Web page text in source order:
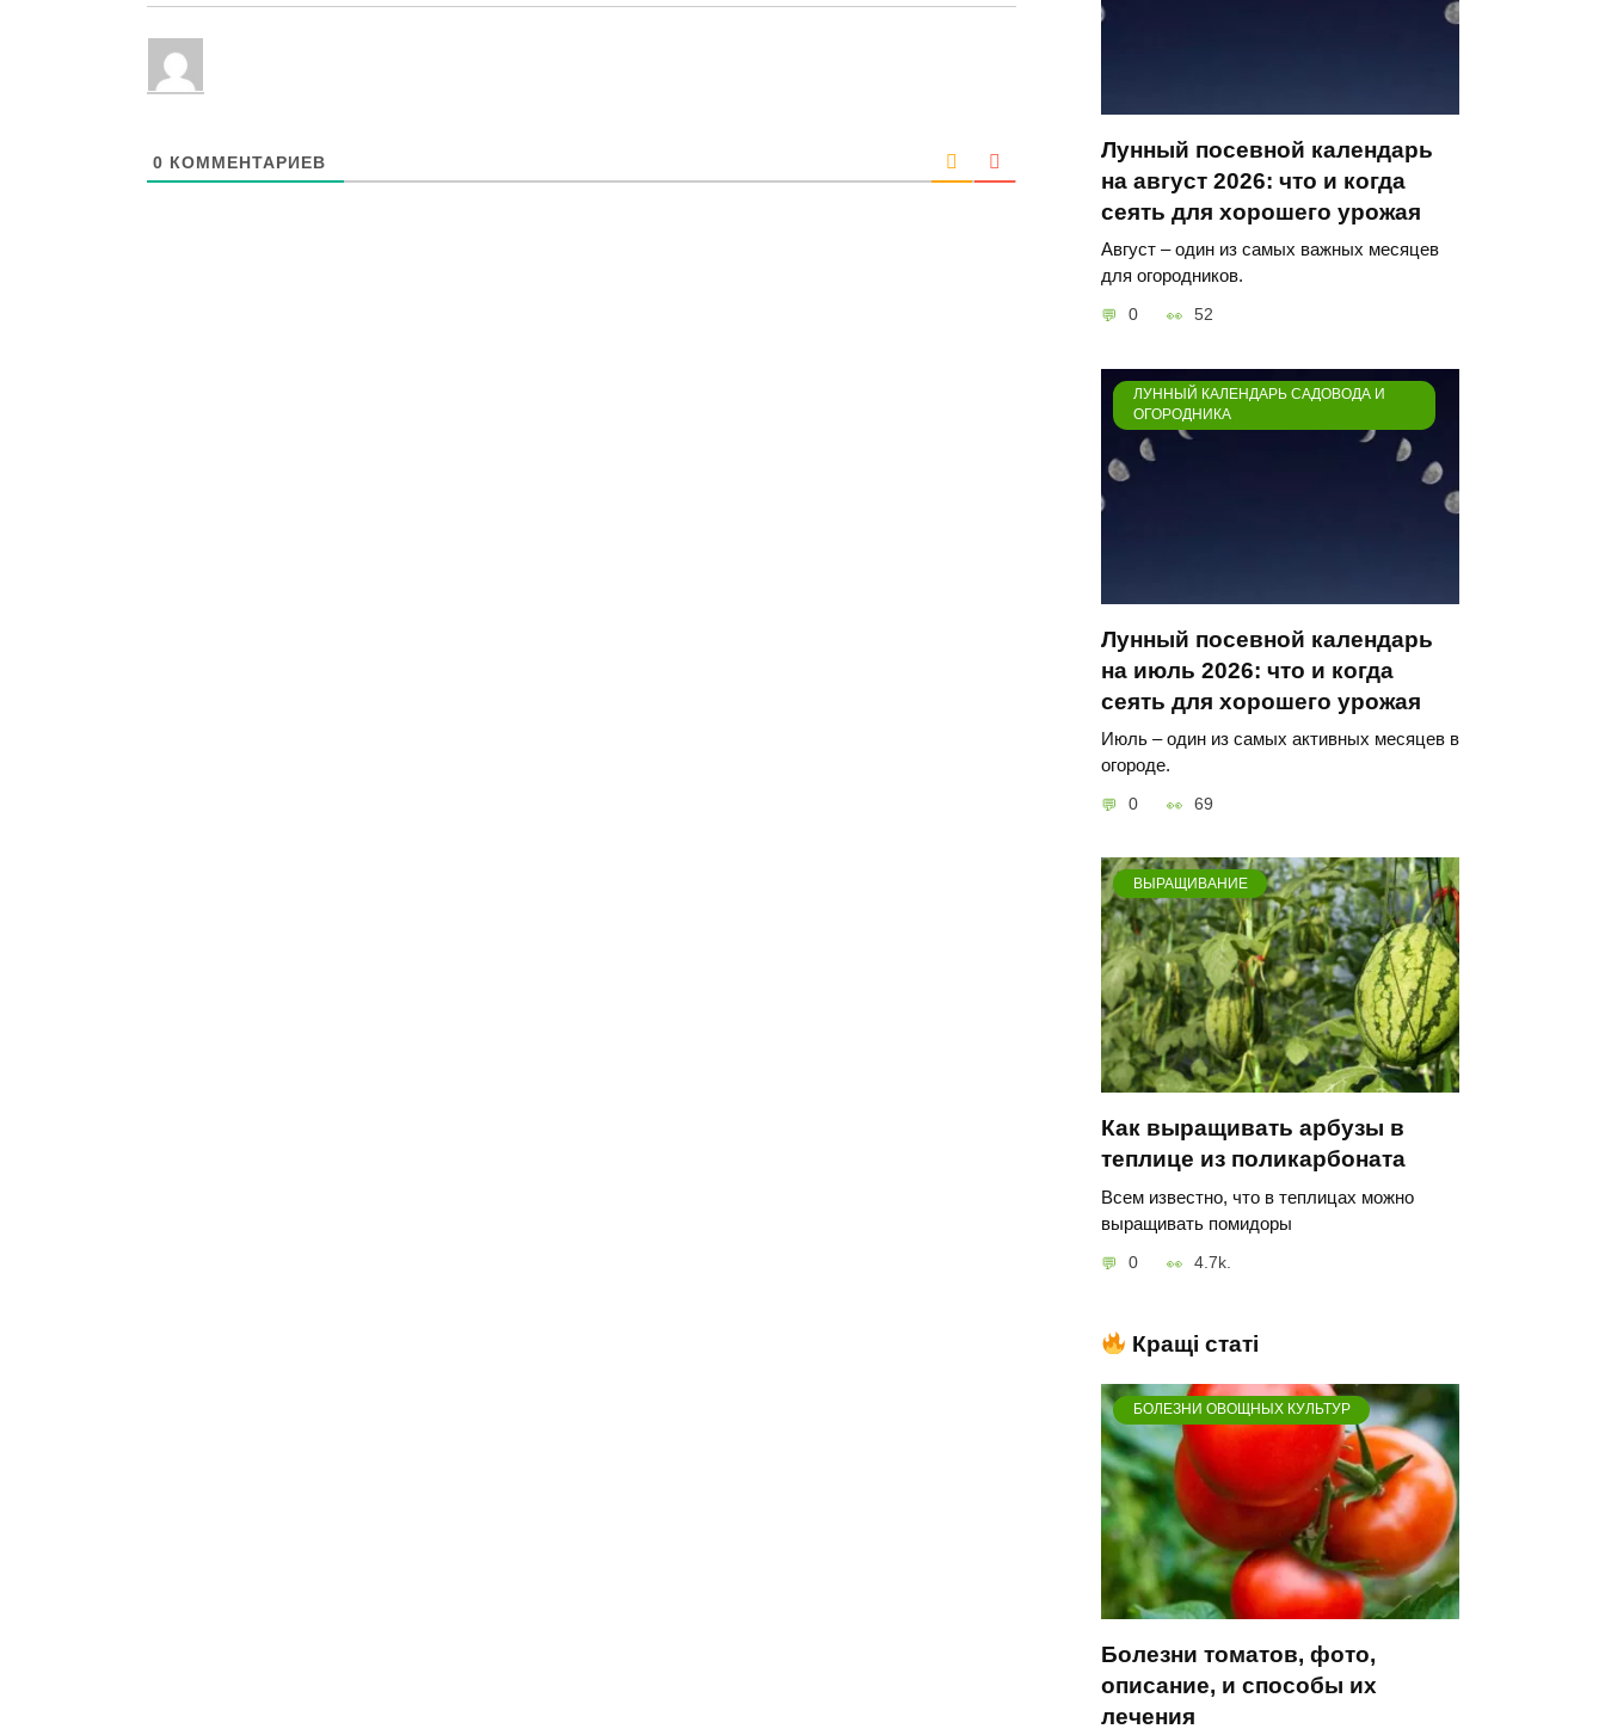
0 КОММЕНТАРИЕВ
Лунный посевной календарь
на август 2026: что и когда
сеять для хорошего урожая
Август – один из самых важных месяцев
для огородников.
0 52
ЛУННЫЙ КАЛЕНДАРЬ САДОВОДА И
ОГОРОДНИКА
Лунный посевной календарь
на июль 2026: что и когда
сеять для хорошего урожая
Июль – один из самых активных месяцев в
огороде.
0 69
ВЫРАЩИВАНИЕ
Как выращивать арбузы в
теплице из поликарбоната
Всем известно, что в теплицах можно
выращивать помидоры
0 4.7k.
Кращі статі
БОЛЕЗНИ ОВОЩНЫХ КУЛЬТУР
Болезни томатов, фото,
описание, и способы их
лечения